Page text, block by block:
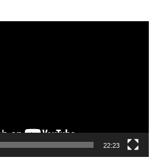
22:23